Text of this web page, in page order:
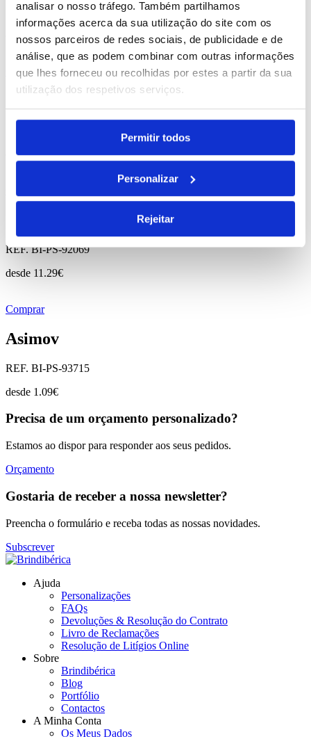
analisar o nosso tráfego. Também partilhamos
informações acerca da sua utilização do site com os
nossos parceiros de redes sociais, de publicidade e de
análise, que as podem combinar com outras informações
que lhes forneceu ou recolhidas por estes a partir da sua
utilização dos respetivos serviços.
Permitir todos
Personalizar
Rejeitar
REF. BI-PS-93707
desde 1.08 €
Comprar
desde 0.30€
REF. BI-PS-92069
desde 11.29€
Comprar
Asimov
REF. BI-PS-93715
desde 1.09€
Precisa de um orçamento personalizado?
Estamos ao dispor para responder aos seus pedidos.
Orçamento
Gostaria de receber a nossa newsletter?
Preencha o formulário e receba todas as nossas novidades.
Subscrever
Ajuda
Personalizações
FAQs
Devoluções & Resolução do Contrato
Livro de Reclamações
Resolução de Litígios Online
Sobre
Brindibérica
Blog
Portfólio
Contactos
A Minha Conta
Os Meus Dados